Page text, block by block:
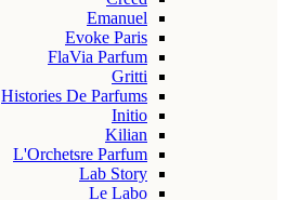
Emanuel
Evoke Paris
FlaVia Parfum
Gritti
Histories De Parfums
Initio
Kilian
L'Orchetsre Parfum
Lab Story
Le Labo